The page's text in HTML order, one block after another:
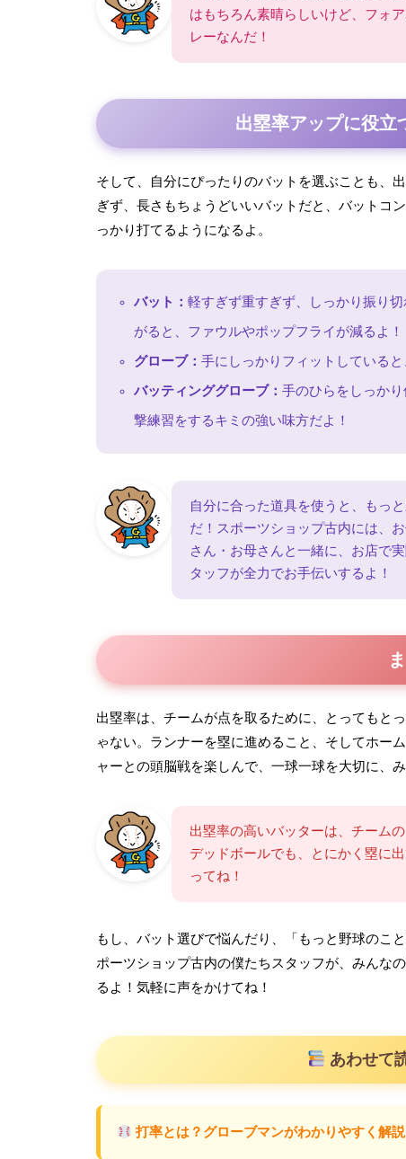
はもちろん素晴らしいけど、フォ
レーなんだ！
出塁率アップに役立
そして、自分にぴったりのバットを選ぶことも、
ぎず、長さもちょうどいいバットだと、バットコ
っかり打てるようになるよ。
バット： 軽すぎず重すぎず、しっかり振り
がると、ファウルやポップフライが減るよ！
グローブ： 手にしっかりフィットしている
バッティンググローブ： 手のひらをしっか
撃練習をするキミの強い味方だよ！
自分に合った道具を使うと、もっ
だ！スポーツショップ古内には、
さん・お母さんと一緒に、お店で
タッフが全力でお手伝いするよ！
出塁率は、チームが点を取るために、とってもと
ゃない。ランナーを塁に進めること、そしてホー
ャーとの頭脳戦を楽しんで、一球一球を大切に、
出塁率の高いバッターは、チーム
デッドボールでも、とにかく塁に
ってね！
もし、バット選びで悩んだり、「もっと野球のこ
ポーツショップ古内の僕たちスタッフが、みんな
るよ！気軽に声をかけてね！
あわせて
打率とは？グローブマンがわかりやすく解説